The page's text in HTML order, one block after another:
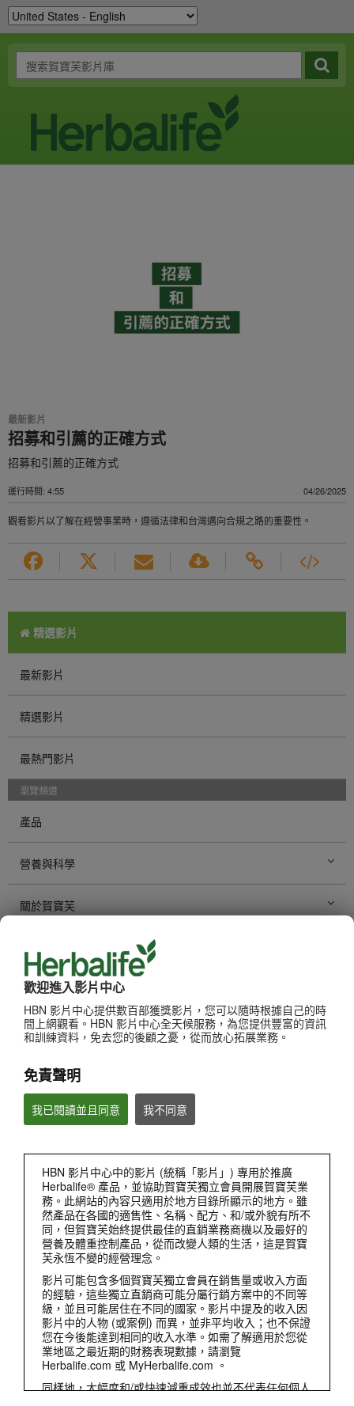
歡迎進入影片中心
HBN 影片中心提供數百部獲獎影片，您可以隨時根據自己的時
間上網觀看。HBN 影片中心全天候服務，為您提供豐富的資訊
和訓練資料，免去您的後顧之憂，從而放心拓展業務。
免責聲明
我已閱讀並且同意 我不同意
HBN 影片中心中的影片 (統稱「影片」) 專用於推廣
Herbalife® 產品，並協助賀寶芙獨立會員開展賀寶芙業
務。此網站的內容只適用於地方目錄所顯示的地方。雖
然產品在各國的適售性、名稱、配方、和/或外貌有所不
同，但賀寶芙始終提供最佳的直銷業務商機以及最好的
營養及體重控制產品，從而改變人類的生活，這是賀寶
芙永恆不變的經營理念。
影片可能包含多個賀寶芙獨立會員在銷售量或收入方面
的經驗，這些獨立直銷商可能分屬行銷方案中的不同等
級，並且可能居住在不同的國家。影片中提及的收入因
影片中的人物 (或案例) 而異，並非平均收入；也不保證
您在今後能達到相同的收入水準。如需了解適用於您從
業地區之最近期的財務表現數據，請瀏覽
Herbalife.com 或 MyHerbalife.com 。
同樣地，大幅度和/或快速減重成效也並不代表任何個人
最新影片
招募和引薦的正確方式
招募和引薦的正確方式
運行時間: 4:55 04/26/2025
觀看影片以了解在經營事業時，遵循法律和台灣邁向合規之路的重要性。
精選影片
最新影片
精選影片
最熱門影片
瀏覽頻道
產品
營養與科學
關於賀寶芙
賀寶芙健身
品牌與贊助
個人發展
賀寶芙活動
產品 檢視全部
3:27
營養專家揭密 健康早餐的好處
營養專家向您推薦#賀寶芙營養早餐，不僅可以提供優質營養素、幫助消化，幫助您的體
重管理計畫及提振精神。簡單的健康早餐組合